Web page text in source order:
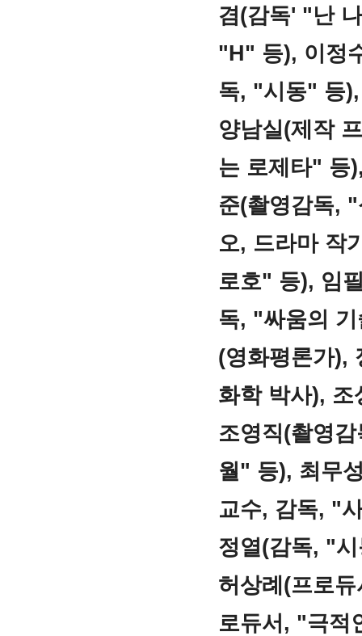
겸(감독' "난
"H" 등), 이정
독, "시동" 등
양남실(제작
는 로제타" 등
준(촬영감독,
오, 드라마 작
로호" 등), 임
독, "싸움의
(영화평론가),
화학 박사),
조영직(촬영
월" 등), 최무
교수, 감독, "
정열(감독, "
허상례(프로
로듀서, "극적